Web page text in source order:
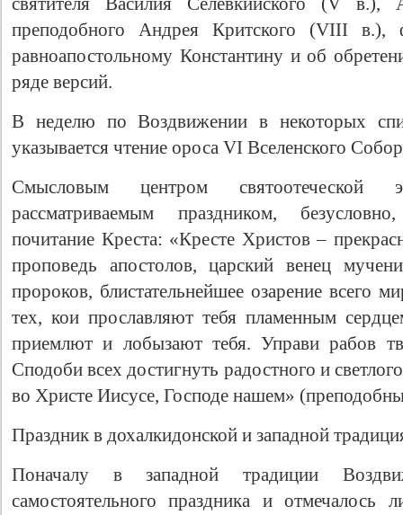
преподобного Андрея Критского (VIII в.),
равноапостольному Константину и об
ряде версий.
В неделю по Воздвижении в некоторых
указывается чтение ороса VI Вселенского
Смысловым центром святоотеческой
рассматриваемым праздником,
почитание Креста: «Кресте Христов –
проповедь апостолов, царский венец
пророков, блистательнейшее озарение всего
тех, кои прославляют тебя пламенным
приемлют и лобызают тебя. Управи рабов
Сподоби всех достигнуть радостного и
во Христе Иисусе, Господе нашем»
Праздник в дохалкидонской и западной
Поначалу в западной традиции
самостоятельного праздника и отмечалось